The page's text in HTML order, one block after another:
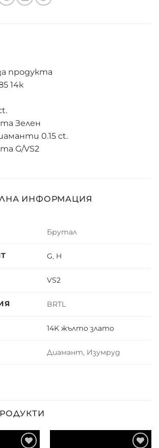
продукта
14к
Зелен
0.15 ct.
G/VS2
ИНФОРМАЦИЯ
Брутал
G, H
VS2
BRTL
14K жълто злато
Диамант, Изумруд